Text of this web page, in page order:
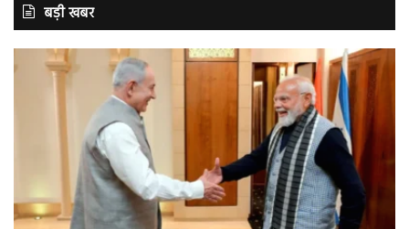
बड़ी खबर